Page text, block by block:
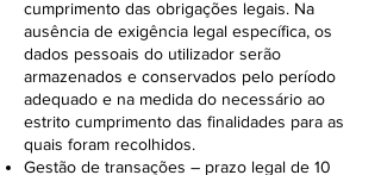
cumprimento das obrigações legais. Na
ausência de exigência legal específica, os
dados pessoais do utilizador serão
armazenados e conservados pelo período
adequado e na medida do necessário ao
estrito cumprimento das finalidades para as
quais foram recolhidos.
Gestão de transações – prazo legal de 10